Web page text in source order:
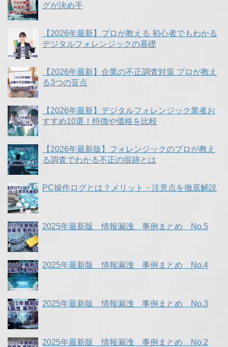
グが決め手
【2026年最新】プロが教える 初心者でもわかる
デジタルフォレンジックの基礎
【2026年最新】企業の不正調査対策 プロが教え
る3つの盲点
【2026年最新】デジタルフォレンジック業者お
すすめ10選！特徴や価格を比較
【2026年最新版】フォレンジックのプロが教え
る調査でわかる不正の痕跡とは
PC操作ログとは？メリット・注意点を徹底解説
2025年最新版 情報漏洩 事例まとめ No.5
2025年最新版 情報漏洩 事例まとめ No.4
2025年最新版 情報漏洩 事例まとめ No.3
2025年最新版 情報漏洩 事例まとめ No.2